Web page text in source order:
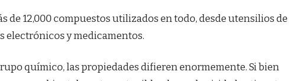
de 12,000 compuestos utilizados en todo, desde utensilios de
electrónicos y medicamentos.
químico, las propiedades difieren enormemente. Si bien